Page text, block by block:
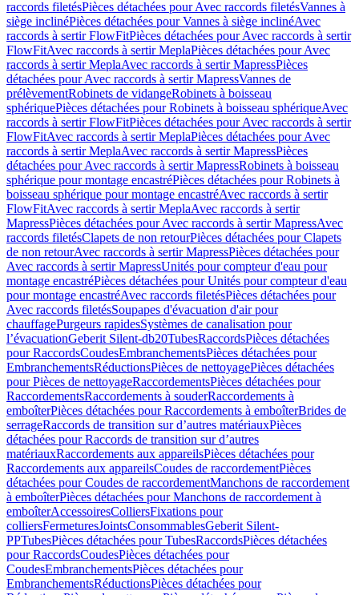
raccords filetésPièces détachées pour Avec raccords filetésVannes à
siège inclinéPièces détachées pour Vannes à siège inclinéAvec
raccords à sertir FlowFitPièces détachées pour Avec raccords à sertir
FlowFitAvec raccords à sertir MeplaPièces détachées pour Avec
raccords à sertir MeplaAvec raccords à sertir MapressPièces
détachées pour Avec raccords à sertir MapressVannes de
prélèvementRobinets de vidangeRobinets à boisseau
sphériquePièces détachées pour Robinets à boisseau sphériqueAvec
raccords à sertir FlowFitPièces détachées pour Avec raccords à sertir
FlowFitAvec raccords à sertir MeplaPièces détachées pour Avec
raccords à sertir MeplaAvec raccords à sertir MapressPièces
détachées pour Avec raccords à sertir MapressRobinets à boisseau
sphérique pour montage encastréPièces détachées pour Robinets à
boisseau sphérique pour montage encastréAvec raccords à sertir
FlowFitAvec raccords à sertir MeplaAvec raccords à sertir
MapressPièces détachées pour Avec raccords à sertir MapressAvec
raccords filetésClapets de non retourPièces détachées pour Clapets
de non retourAvec raccords à sertir MapressPièces détachées pour
Avec raccords à sertir MapressUnités pour compteur d'eau pour
montage encastréPièces détachées pour Unités pour compteur d'eau
pour montage encastréAvec raccords filetésPièces détachées pour
Avec raccords filetésSoupapes d'évacuation d'air pour
chauffagePurgeurs rapidesSystèmes de canalisation pour
l’évacuationGeberit Silent-db20TubesRaccordsPièces détachées
pour RaccordsCoudesEmbranchementsPièces détachées pour
EmbranchementsRéductionsPièces de nettoyagePièces détachées
pour Pièces de nettoyageRaccordementsPièces détachées pour
RaccordementsRaccordements à souderRaccordements à
emboîterPièces détachées pour Raccordements à emboîterBrides de
serrageRaccords de transition sur d’autres matériauxPièces
détachées pour Raccords de transition sur d’autres
matériauxRaccordements aux appareilsPièces détachées pour
Raccordements aux appareilsCoudes de raccordementPièces
détachées pour Coudes de raccordementManchons de raccordement
à emboîterPièces détachées pour Manchons de raccordement à
emboîterAccessoiresColliersFixations pour
colliersFermeturesJointsConsommablesGeberit Silent-
PPTubesPièces détachées pour TubesRaccordsPièces détachées
pour RaccordsCoudesPièces détachées pour
CoudesEmbranchementsPièces détachées pour
EmbranchementsRéductionsPièces détachées pour